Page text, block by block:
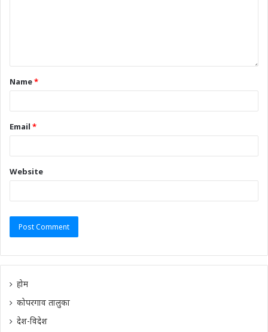
Name*
Email *
Website
होम
कोपरगाव तालुका
देश-विदेश